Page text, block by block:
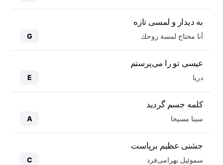
به دیدار و لمسی تازه
أنا محتاج لمسة روحك G
عیسی تو را می‌پرستم
دریا E
کلمه جسم گردید
سینا مسیحا A
جشنی عظیم برپاست
سموئیل بهرامی‌فرد C